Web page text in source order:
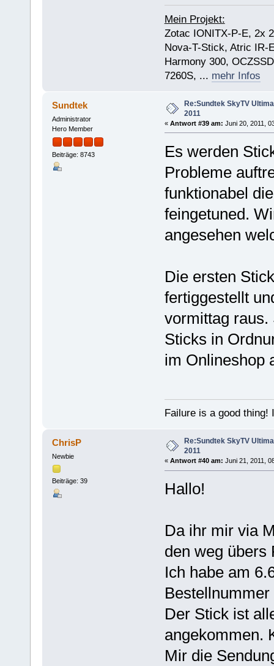
Mein Projekt:
Zotac IONITX-P-E, 2x
Nova-T-Stick, Atric IR-
Harmony 300,
7260S, ... mehr Infos
Sundtek
Administrator
Hero Member
Beiträge: 8743
Re:Sundtek SkyTV
2011
« Antwort #39 am: Juni 20, 2011,
Es werden
Probleme
funktionabel
feingetuned.
angesehen
Die ersten
fertiggestellt
vormittag raus.
Sticks in
im Onlineshop
Failure is a good thing!
ChrisP
Newbie
Beiträge: 39
Re:Sundtek SkyTV
2011
« Antwort #40 am: Juni 21, 2011,
Hallo!
Da ihr mir via
den weg übers
Ich habe am
Der Stick ist
angekommen.
Mir die